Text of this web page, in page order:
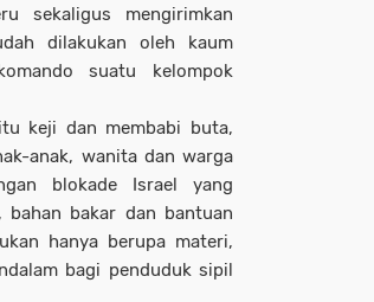
sekaligus mengirimkan
dilakukan oleh kaum
suatu kelompok
keji dan membabi buta,
anak, wanita dan warga
blokade Israel yang
bahan bakar dan bantuan
hanya berupa materi,
bagi penduduk sipil